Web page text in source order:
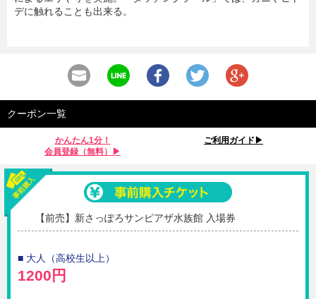
デに触れることも出来る。
クーポン一覧
かんたん1分！
会員登録（無料）▶︎
ご利用ガイド▶︎
【前売】新さっぽろサンピアザ水族館 入場券
■ 大人（高校生以上）
1200円